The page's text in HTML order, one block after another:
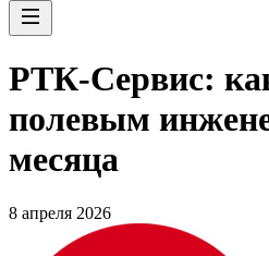
РТК-Сервис:
полевым
месяца
8 апреля 2026